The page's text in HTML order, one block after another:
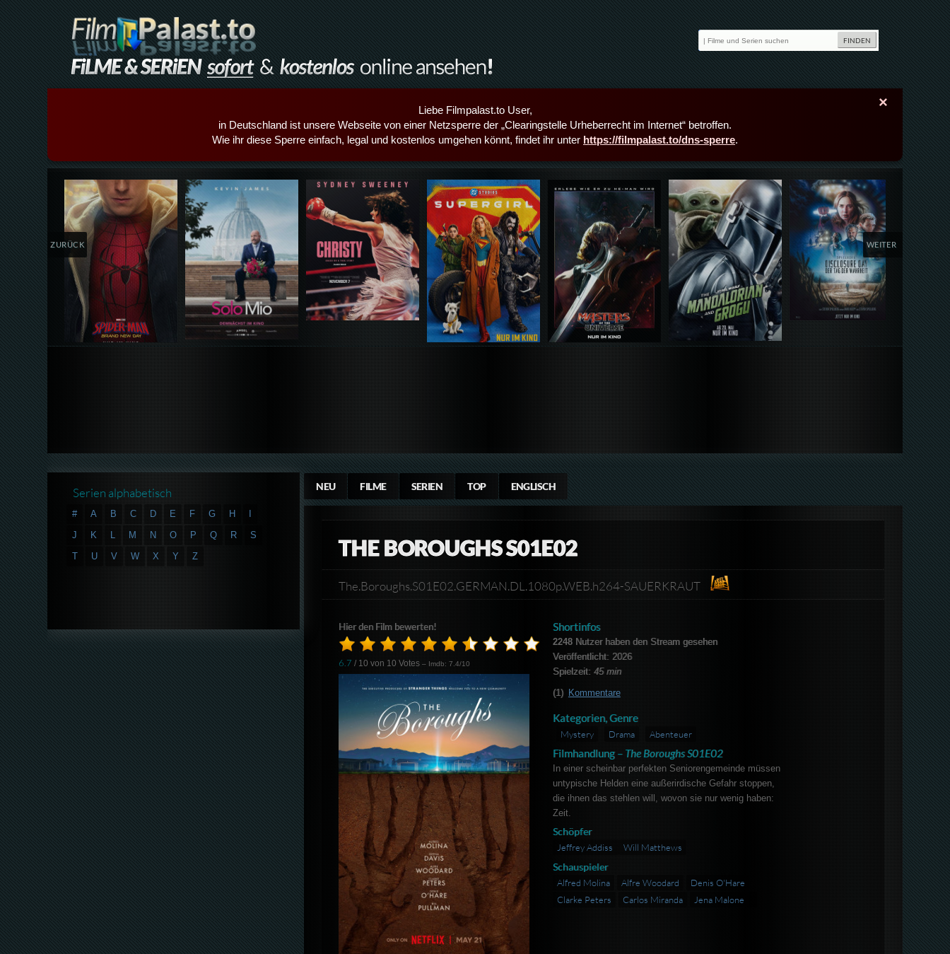
×
Liebe Filmpalast.to User,
in Deutschland ist unsere Webseite von einer Netzsperre der „Clearingstelle Urheberrecht im Internet“ betroffen.
Wie ihr diese Sperre einfach, legal und kostenlos umgehen könnt, findet ihr unter https://filmpalast.to/dns-sperre.
Details,Play Details,Play Details,Play Details,Play Details,Play Details,Play Details,Play
ZURÜCK WEITER
NEU FILME SERIEN TOP ENGLISCH
THE BOROUGHS S01E02
The.Boroughs.S01E02.GERMAN.DL.1080p.WEB.h264-SAUERKRAUT
Hier den Film bewerten!
6.7 / 10 von 10 Votes – Imdb: 7.4/10
Shortinfos
2248Nutzer haben den Stream gesehen
Veröffentlicht: 2026
Spielzeit: 45 min
(1) Kommentare
Kategorien, Genre
Mystery Drama Abenteuer
Filmhandlung – The Boroughs S01E02
In einer scheinbar perfekten Seniorengemeinde müssen
untypische Helden eine außerirdische Gefahr stoppen,
die ihnen das stehlen will, wovon sie nur wenig haben:
Zeit.
Schöpfer
Jeffrey Addiss Will Matthews
Schauspieler
Alfred Molina Alfre Woodard
Denis O'Hare
Clarke Peters
Carlos Miranda Jena Malone
Serien alphabetisch
# A B C D E F G H
J
K L M N O P Q R
S
T
U V W X Y Z